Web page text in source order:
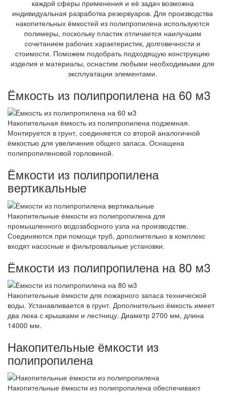
каждой сферы применения и её задач возможна
индивидуальная разработка резервуаров. Для производства
накопительных ёмкостей из полипропилена используются
полимеры, поскольку пластик отличается наилучшим
сочетанием рабочих характеристик, долговечности и
стоимости. Поможем подобрать подходящую конструкцию
изделия и материалы, оснастим любыми необходимыми для
эксплуатации элементами.
Ёмкость из полипропилена на 60 м3
Накопительная ёмкость из полипропилена подземная.
Монтируется в грунт, соединяется со второй аналогичной
ёмкостью для увеличения общего запаса. Оснащена
полипропиленовой горловиной.
Ёмкости из полипропилена
вертикальные
Накопительные ёмкости из полипропилена для
промышленного водозаборного узла на производстве.
Соединяются при помощи труб, дополнительно в комплекс
входят насосные и фильтровальные установки.
Ёмкости из полипропилена на 80 м3
Накопительные ёмкости для пожарного запаса технической
воды. Устанавливается в грунт. Дополнительно ёмкость имеет
два люка с крышками и лестницу. Диаметр 2700 мм, длина
14000 мм.
Накопительные ёмкости из
полипропилена
Накопительные ёмкости из полипропилена обеспечивают